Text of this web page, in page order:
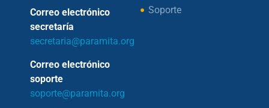
Correo electrónico
secretaría
secretaria@paramita.org
Correo electrónico
soporte
soporte@paramita.org
Soporte